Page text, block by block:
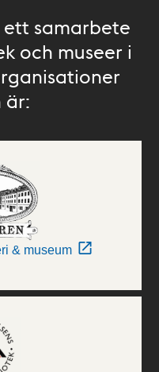
ett samarbete
och museer i
är:
& museum